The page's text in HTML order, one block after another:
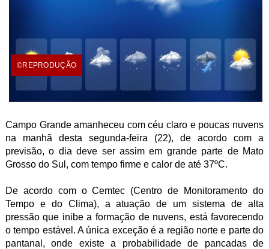
©REPRODUÇÃO
Campo Grande amanheceu com céu claro e poucas nuvens
na manhã desta segunda-feira (22), de acordo com a
previsão, o dia deve ser assim em grande parte de Mato
Grosso do Sul, com tempo firme e calor de até 37ºC.
De acordo com o Cemtec (Centro de Monitoramento do
Tempo e do Clima), a atuação de um sistema de alta
pressão que inibe a formação de nuvens, está favorecendo
o tempo estável. A única exceção é a região norte e parte do
pantanal, onde existe a probabilidade de pancadas de